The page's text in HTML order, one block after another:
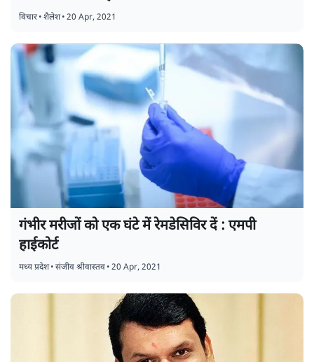
विचार•शैलेश•20 Apr, 2021
गंभीर मरीजों को एक घंटे में रेमडेसिविर दें : एमपी
हाईकोर्ट
मध्य प्रदेश•संजीव श्रीवास्तव•20 Apr, 2021